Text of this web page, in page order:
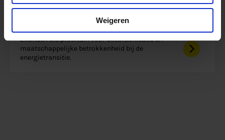
Weigeren
Eilanden als proeftuin voor decarbonisatie en
maatschappelijke betrokkenheid bij de
energietransitie.